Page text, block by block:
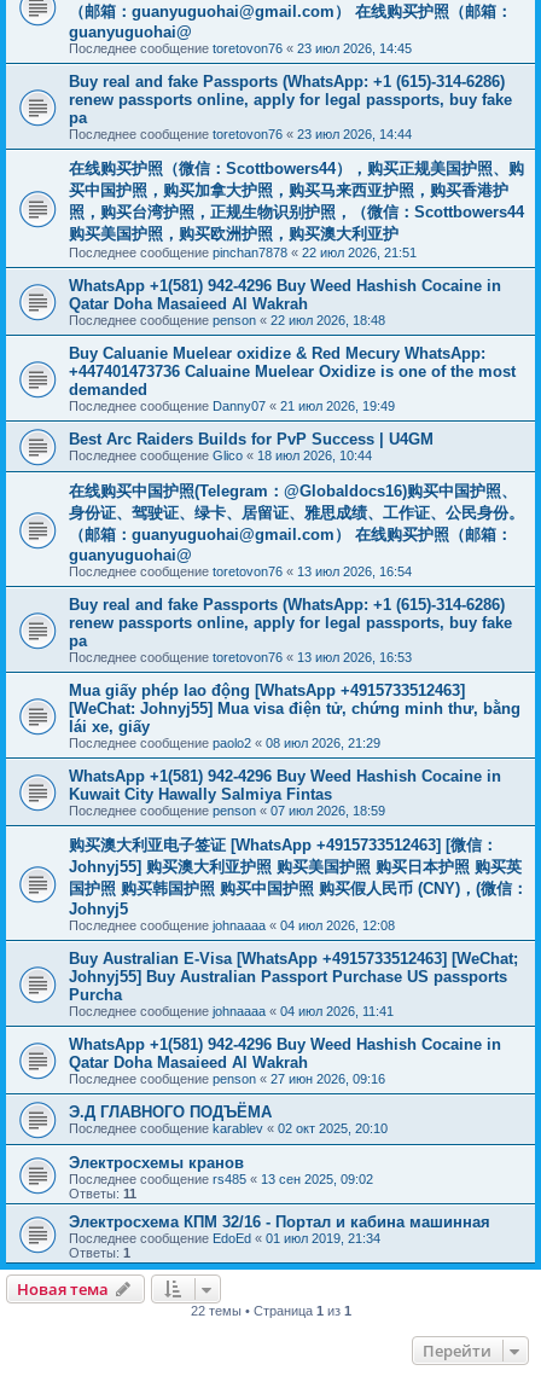
（邮箱： guanyuguohai@gmail.com ） 在线购买护照（邮箱：
guanyuguohai@
Последнее сообщение toretovon76 « 23 июл 2026, 14:45
Buy real and fake Passports (WhatsApp: +1 (615)-314-6286)
renew passports online, apply for legal passports, buy fake
pa
Последнее сообщение toretovon76 « 23 июл 2026, 14:44
在线购买护照（微信：Scottbowers44），购买正规美国护照、购
买中国护照，购买加拿大护照，购买马来西亚护照，购买香港护
照，购买台湾护照，正规生物识别护照，（微信：Scottbowers44
购买美国护照，购买欧洲护照，购买澳大利亚护
Последнее сообщение pinchan7878 « 22 июл 2026, 21:51
WhatsApp +1(581) 942-4296 Buy Weed Hashish Cocaine in
Qatar Doha Masaieed Al Wakrah
Последнее сообщение penson « 22 июл 2026, 18:48
Buy Caluanie Muelear oxidize & Red Mecury WhatsApp:
+447401473736 Caluaine Muelear Oxidize is one of the most
demanded
Последнее сообщение Danny07 « 21 июл 2026, 19:49
Best Arc Raiders Builds for PvP Success | U4GM
Последнее сообщение Glico « 18 июл 2026, 10:44
在线购买中国护照(Telegram：@Globaldocs16)购买中国护照、
身份证、驾驶证、绿卡、居留证、雅思成绩、工作证、公民身份。
（邮箱： guanyuguohai@gmail.com ） 在线购买护照（邮箱：
guanyuguohai@
Последнее сообщение toretovon76 « 13 июл 2026, 16:54
Buy real and fake Passports (WhatsApp: +1 (615)-314-6286)
renew passports online, apply for legal passports, buy fake
pa
Последнее сообщение toretovon76 « 13 июл 2026, 16:53
Mua giấy phép lao động [WhatsApp +4915733512463]
[WeChat: Johnyj55] Mua visa điện tử, chứng minh thư, bằng
lái xe, giấy
Последнее сообщение paolo2 « 08 июл 2026, 21:29
WhatsApp +1(581) 942-4296 Buy Weed Hashish Cocaine in
Kuwait City Hawally Salmiya Fintas
Последнее сообщение penson « 07 июл 2026, 18:59
购买澳大利亚电子签证 [WhatsApp +4915733512463] [微信：
Johnyj55] 购买澳大利亚护照 购买美国护照 购买日本护照 购买英
国护照 购买韩国护照 购买中国护照 购买假人民币 (CNY)，(微信：
Johnyj5
Последнее сообщение johnaaaa « 04 июл 2026, 12:08
Buy Australian E-Visa [WhatsApp +4915733512463] [WeChat;
Johnyj55] Buy Australian Passport Purchase US passports
Purcha
Последнее сообщение johnaaaa « 04 июл 2026, 11:41
WhatsApp +1(581) 942-4296 Buy Weed Hashish Cocaine in
Qatar Doha Masaieed Al Wakrah
Последнее сообщение penson « 27 июн 2026, 09:16
Э.Д ГЛАВНОГО ПОДЪЁМА
Последнее сообщение karablev « 02 окт 2025, 20:10
Электросхемы кранов
Последнее сообщение rs485 « 13 сен 2025, 09:02
Ответы: 11
Электросхема КПМ 32/16 - Портал и кабина машинная
Последнее сообщение EdoEd « 01 июл 2019, 21:34
Ответы: 1
Новая тема
22 темы • Страница 1 из 1
Перейти